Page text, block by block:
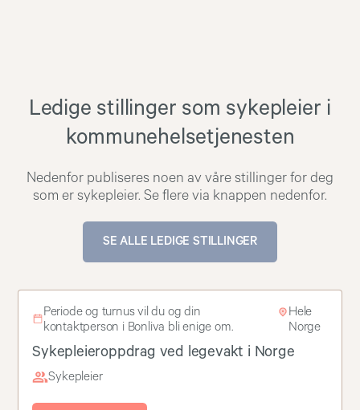
Ledige stillinger som sykepleier i
kommunehelsetjenesten
Nedenfor publiseres noen av våre stillinger for deg
som er sykepleier. Se flere via knappen nedenfor.
SE ALLE LEDIGE STILLINGER
Periode og turnus vil du og din
kontaktperson i Bonliva bli enige om.
Hele
Norge
Sykepleieroppdrag ved legevakt i Norge
Sykepleier